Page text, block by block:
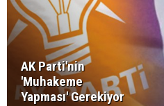
AK Parti'nin
'Muhakeme
Yapması' Gerekiyor